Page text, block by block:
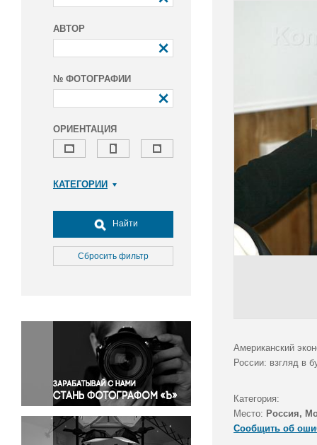
АВТОР
№ ФОТОГРАФИИ
ОРИЕНТАЦИЯ
КАТЕГОРИИ
Досуг, туризм и отдых
Культура
Медицина
Окружающая среда
Политика
Правосудие
Происшествия и конфликты
Религия
Светская жизнь
Спорт
Найти
Сбросить фильтр
Американский
России: взгляд в
Категория:
Место: Россия,
Сообщить об